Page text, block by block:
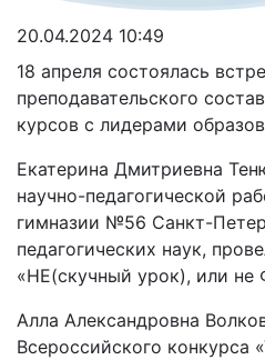
20.04.2024 10:49
18 апреля состоялась
преподавательского
курсов с лидерами
Екатерина Дмитриевна
научно-педагогической
гимназии №56 Санкт-
педагогических наук,
«НЕ(скучный урок), или
Алла Александровна
Всероссийского конкурса